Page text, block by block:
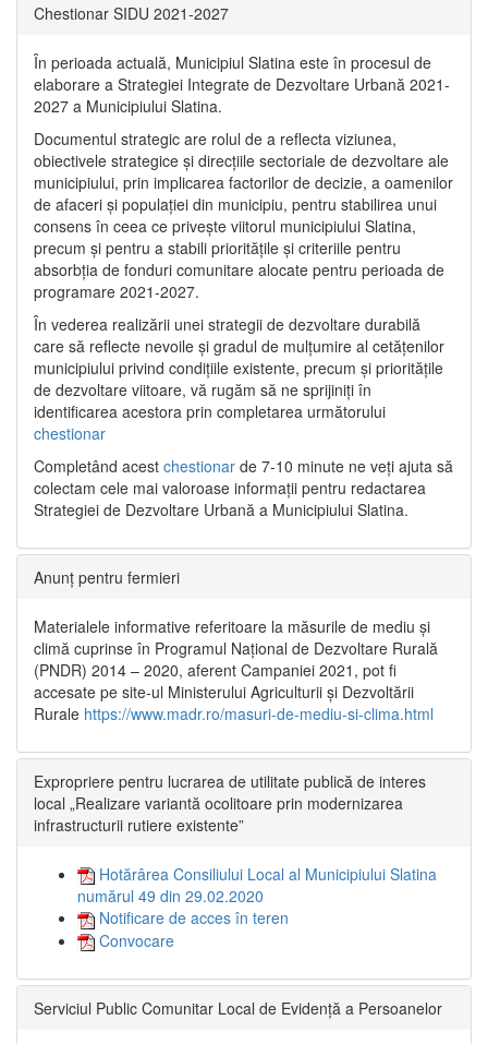
Chestionar SIDU 2021-2027
În perioada actuală, Municipiul Slatina este în procesul de
elaborare a Strategiei Integrate de Dezvoltare Urbană 2021‐
2027 a Municipiului Slatina.
Documentul strategic are rolul de a reflecta viziunea,
obiectivele strategice și direcțiile sectoriale de dezvoltare ale
municipiului, prin implicarea factorilor de decizie, a oamenilor
de afaceri și populației din municipiu, pentru stabilirea unui
consens în ceea ce privește viitorul municipiului Slatina,
precum și pentru a stabili prioritățile și criteriile pentru
absorbția de fonduri comunitare alocate pentru perioada de
programare 2021-2027.
În vederea realizării unei strategii de dezvoltare durabilă
care să reflecte nevoile și gradul de mulțumire al cetățenilor
municipiului privind condițiile existente, precum și prioritățile
de dezvoltare viitoare, vă rugăm să ne sprijiniți în
identificarea acestora prin completarea următorului
chestionar
Completând acest chestionar de 7-10 minute ne veți ajuta să
colectam cele mai valoroase informații pentru redactarea
Strategiei de Dezvoltare Urbană a Municipiului Slatina.
Anunț pentru fermieri
Materialele informative referitoare la măsurile de mediu și
climă cuprinse în Programul Național de Dezvoltare Rurală
(PNDR) 2014 – 2020, aferent Campaniei 2021, pot fi
accesate pe site-ul Ministerului Agriculturii și Dezvoltării
Rurale https://www.madr.ro/masuri-de-mediu-si-clima.html
Expropriere pentru lucrarea de utilitate publică de interes
local „Realizare variantă ocolitoare prin modernizarea
infrastructurii rutiere existente”
Hotărârea Consiliului Local al Municipiului Slatina
numărul 49 din 29.02.2020
Notificare de acces în teren
Convocare
Serviciul Public Comunitar Local de Evidență a Persoanelor